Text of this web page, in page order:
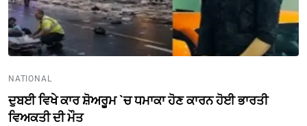
NATIONAL
ਦੁਬਈ ਵਿਖੇ ਕਾਰ ਸ਼ੋਅਰੂਮ `ਚ ਧਮਾਕਾ ਹੋਣ ਕਾਰਨ ਹੋਈ ਭਾਰਤੀ
ਵਿਅਕਤੀ ਦੀ ਮੌਤ